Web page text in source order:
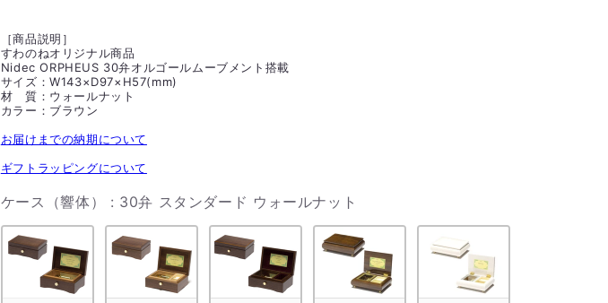
［商品説明］
すわのねオリジナル商品
Nidec ORPHEUS 30弁オルゴールムーブメント搭載
サイズ：W143×D97×H57(mm)
材 質：ウォールナット
カラー：ブラウン
お届けまでの納期について
ギフトラッピングについて
ケース（響体） : 30弁 スタンダード ウォールナット